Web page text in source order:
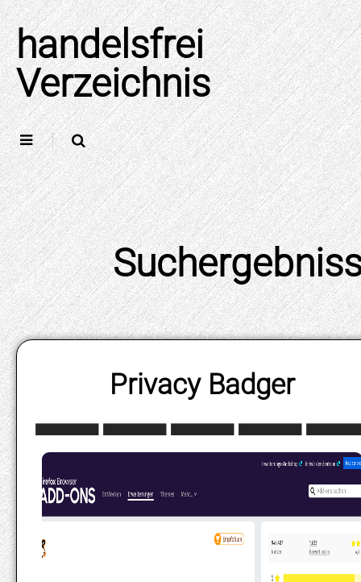
Skip
to
content
handelsfrei
Verzeichnis
Privacy Badger